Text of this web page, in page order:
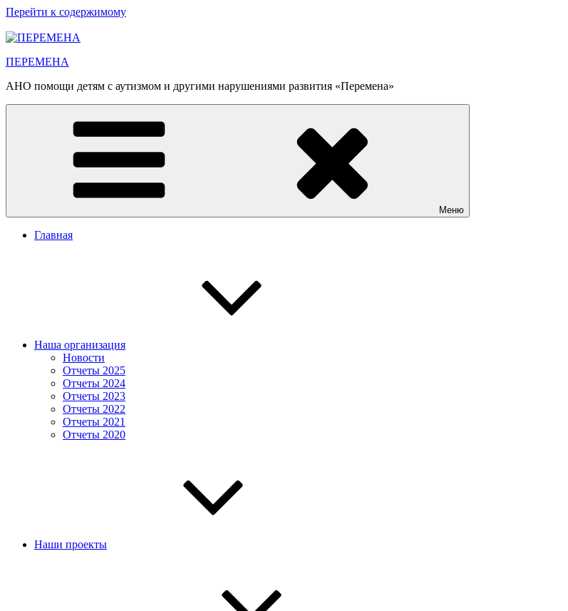
Перейти к содержимому
ПЕРЕМЕНА
АНО помощи детям с аутизмом и другими нарушениями развития «Перемена»
Меню
Главная
Наша организация
Новости
Отчеты 2025
Отчеты 2024
Отчеты 2023
Отчеты 2022
Отчеты 2021
Отчеты 2020
Наши проекты